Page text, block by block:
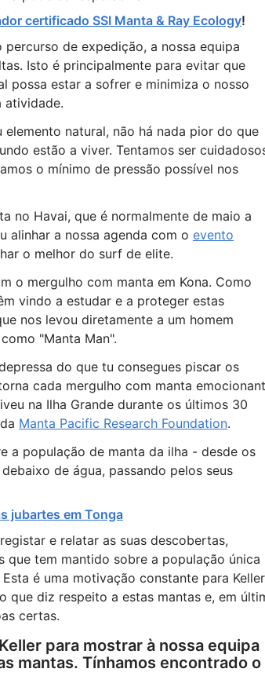
certificado SSI Manta & Ray Ecology!
de expedição, a nossa equipa
Isto é principalmente para evitar que
possa estar a sofrer e minimiza o nosso
atividade.
natural, não há nada pior do que
estão a viver. Tentamos ser
o mínimo de pressão possível nos
no Havai, que é normalmente de maio a
alinhar a nossa agenda com o evento
o melhor do surf de elite.
o mergulho com manta em Kona. Como
vindo a estudar e a proteger estas
nos levou diretamente a um homem
"Manta Man".
do que tu consegues piscar os
cada mergulho com manta
na Ilha Grande durante os últimos 30
Manta Pacific Research Foundation.
a população de manta da ilha - desde os
de água, passando pelos seus
jubartes em Tonga
e relatar as suas descobertas,
tem mantido sobre a população única
é uma motivação constante para
que diz respeito a estas mantas e, em
certas.
para mostrar à nossa equipa
mantas. Tínhamos encontrado o